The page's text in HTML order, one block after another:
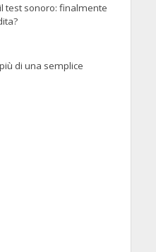
test sonoro: finalmente
di una semplice